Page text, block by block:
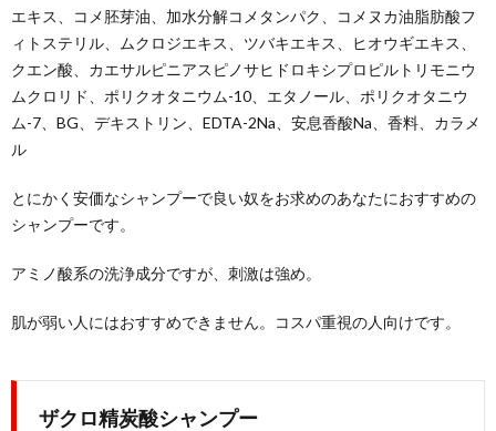
エキス、コメ胚芽油、加水分解コメタンパク、コメヌカ油脂肪酸フ
ィトステリル、ムクロジエキス、ツバキエキス、ヒオウギエキス、
クエン酸、カエサルピニアスピノサヒドロキシプロピルトリモニウ
ムクロリド、ポリクオタニウム-10、エタノール、ポリクオタニウ
ム-7、BG、デキストリン、EDTA-2Na、安息香酸Na、香料、カラメ
ル
とにかく安価なシャンプーで良い奴をお求めのあなたにおすすめの
シャンプーです。
アミノ酸系の洗浄成分ですが、刺激は強め。
肌が弱い人にはおすすめできません。コスパ重視の人向けです。
ザクロ精炭酸シャンプー